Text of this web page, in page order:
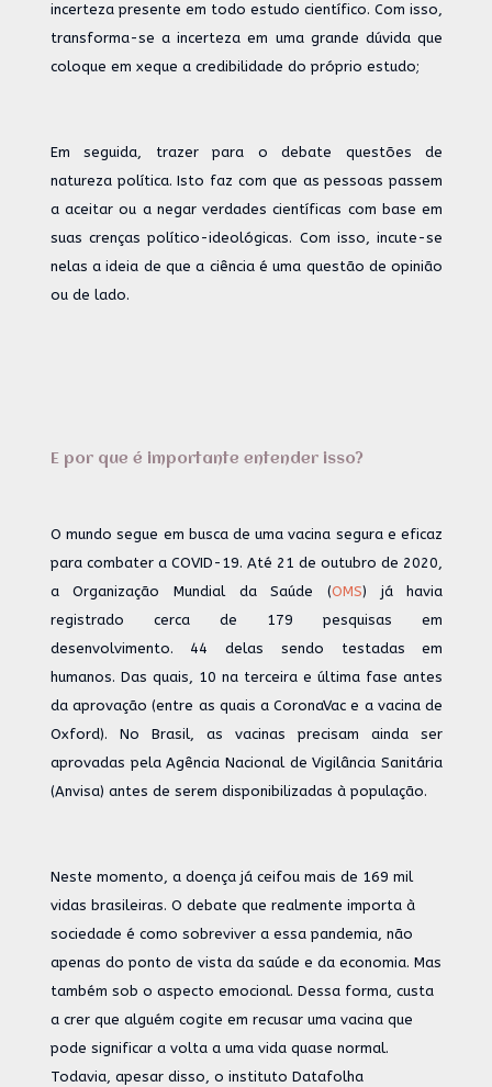
incerteza presente em todo estudo científico. Com isso,
transforma-se a incerteza em uma grande dúvida que
coloque em xeque a credibilidade do próprio estudo;
Em seguida, trazer para o debate questões de
natureza política. Isto faz com que as pessoas passem
a aceitar ou a negar verdades científicas com base em
suas crenças político-ideológicas. Com isso, incute-se
nelas a ideia de que a ciência é uma questão de opinião
ou de lado.
E por que é importante entender isso?
O mundo segue em busca de uma vacina segura e eficaz
para combater a COVID-19. Até 21 de outubro de 2020,
a Organização Mundial da Saúde (OMS) já havia
registrado cerca de 179 pesquisas em
desenvolvimento. 44 delas sendo testadas em
humanos. Das quais, 10 na terceira e última fase antes
da aprovação (entre as quais a CoronaVac e a vacina de
Oxford). No Brasil, as vacinas precisam ainda ser
aprovadas pela Agência Nacional de Vigilância Sanitária
(Anvisa) antes de serem disponibilizadas à população.
Neste momento, a doença já ceifou mais de 169 mil
vidas brasileiras. O debate que realmente importa à
sociedade é como sobreviver a essa pandemia, não
apenas do ponto de vista da saúde e da economia. Mas
também sob o aspecto emocional. Dessa forma, custa
a crer que alguém cogite em recusar uma vacina que
pode significar a volta a uma vida quase normal.
Todavia, apesar disso, o instituto Datafolha